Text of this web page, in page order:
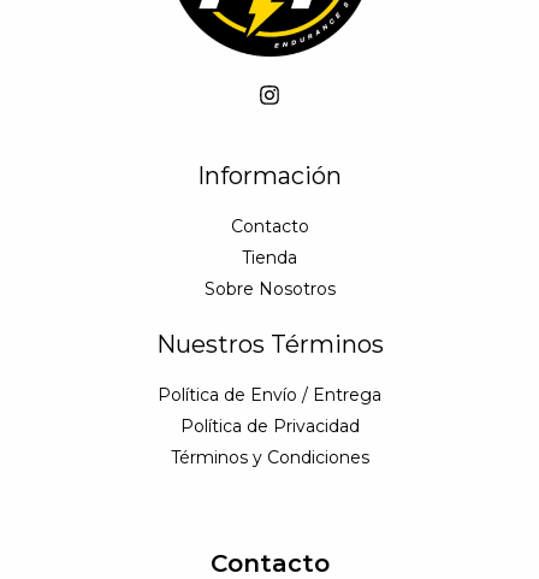
Información
Contacto
Tienda
Sobre Nosotros
Nuestros Términos
Política de Envío / Entrega
Política de Privacidad
Términos y Condiciones
Contacto